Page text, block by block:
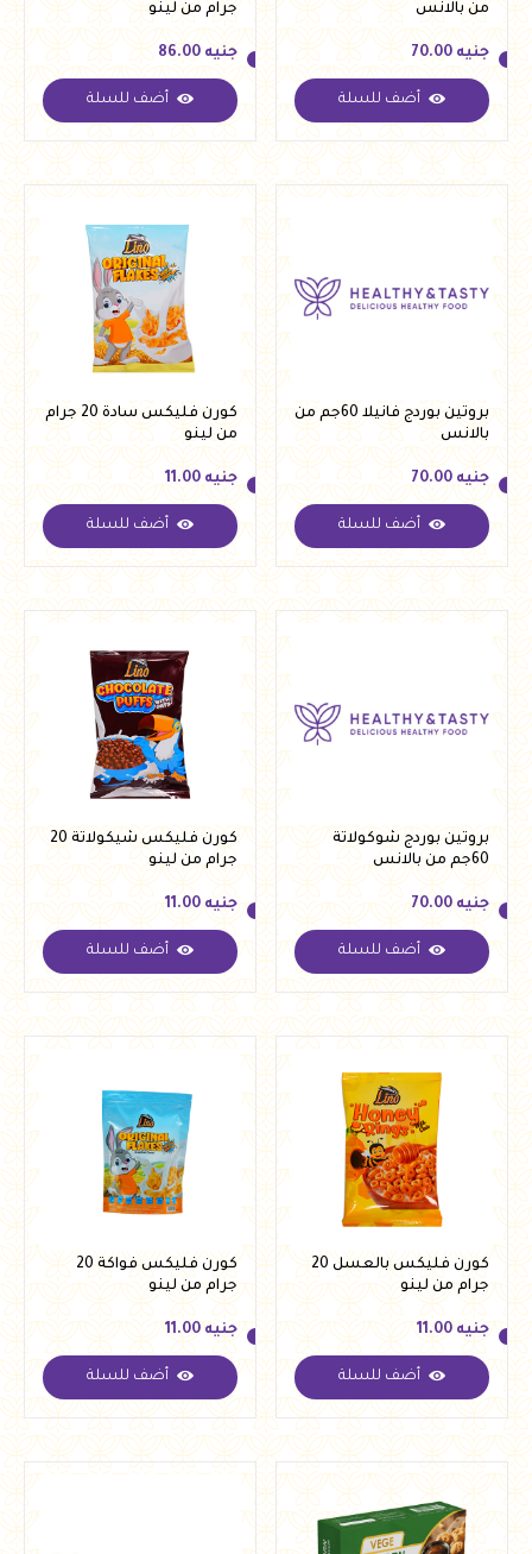
من بالانس
جنيه
جنيه 70.00
أضف للسلة
جرام من لينو
جنيه
جنيه 86.00
أضف للسلة
بروتين بوردج فانيلا 60جم من
بالانس
جنيه
جنيه 70.00
أضف للسلة
كورن فليكس سادة 20 جرام
من لينو
جنيه
جنيه 11.00
أضف للسلة
بروتين بوردج شوكولاتة
60جم من بالانس
جنيه
جنيه 70.00
أضف للسلة
كورن فليكس شيكولاتة 20
جرام من لينو
جنيه
جنيه 11.00
أضف للسلة
كورن فليكس بالعسل 20
جرام من لينو
جنيه
جنيه 11.00
أضف للسلة
كورن فليكس فواكة 20
جرام من لينو
جنيه
جنيه 11.00
أضف للسلة